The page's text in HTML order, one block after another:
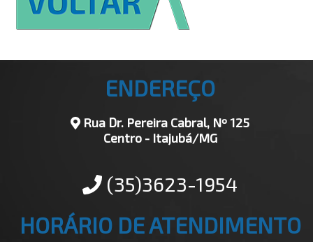
ENDEREÇO
Rua Dr. Pereira Cabral, Nº 125
Centro - Itajubá/MG
(35)3623-1954
HORÁRIO DE ATENDIMENTO